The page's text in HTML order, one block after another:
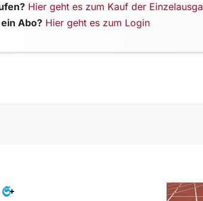
Hier geht es zum Kauf der
Abo? Hier geht es zum Login